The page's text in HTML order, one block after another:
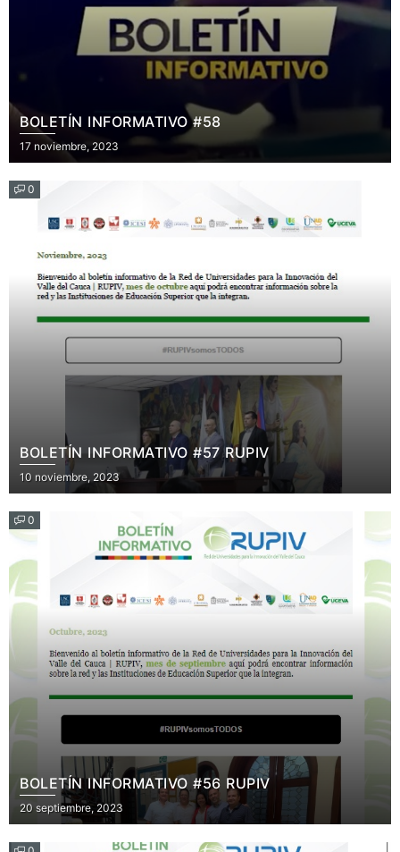
BOLETÍN INFORMATIVO #58
Posted
on
17 noviembre, 2023
0
BOLETÍN INFORMATIVO #57 RUPIV
Posted
on
10 noviembre, 2023
0
BOLETÍN INFORMATIVO #56 RUPIV
Posted
on
20 septiembre, 2023